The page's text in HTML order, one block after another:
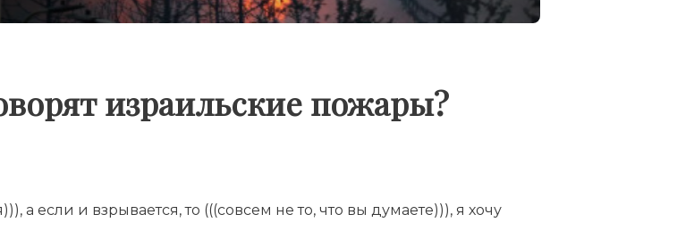
израильские пожары?
а если и взрывается, то (((совсем не то, что вы думаете))), я хочу